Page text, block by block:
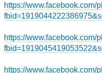
https://www.facebook.com/
https://www.facebook.com/
https://www.facebook.com/